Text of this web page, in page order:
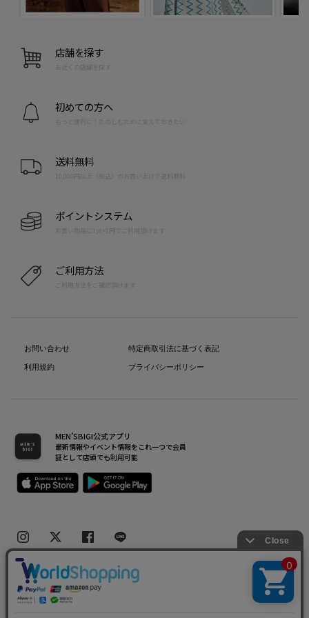
店舗を探す
お近くの店舗を探す
初めての方へ
もっと便利に！たのしむために覚えておきたい
送料無料
10,000円以上（税込）のお買い上げで送料無料
ポイントシステム
お買い物毎に1pt=1円でご利用頂けます
ご利用方法
ご利用方法をご確認頂けます
お問い合わせ
利用規約
特定商取引法に基づく表記
プライバシーポリシー
MEN’SBIGI公式アプリ
最新情報やイベント情報をこれ一つで会員
証として店頭でも利用可能
Copyright(C) Bigi Co.,Ltd.All Rights Reserved.